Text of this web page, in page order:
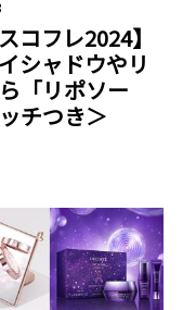
コフレ2024】
シャドウやリ
「リポソー
チつき＞